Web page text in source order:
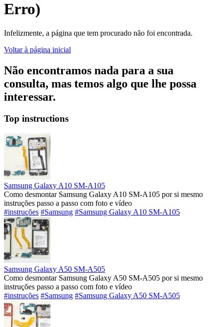
Erro)
Infelizmente, a página que tem procurado não foi encontrada.
Voltar à página inicial
Não encontramos nada para a sua
consulta, mas temos algo que lhe possa
interessar.
Top instructions
Samsung Galaxy A10 SM-A105
Como desmontar Samsung Galaxy A10 SM-A105 por si mesmo
instruções passo a passo com foto e vídeo
#instruções #Samsung #Samsung Galaxy A10 SM-A105
Samsung Galaxy A50 SM-A505
Como desmontar Samsung Galaxy A50 SM-A505 por si mesmo
instruções passo a passo com foto e vídeo
#instruções #Samsung #Samsung Galaxy A50 SM-A505